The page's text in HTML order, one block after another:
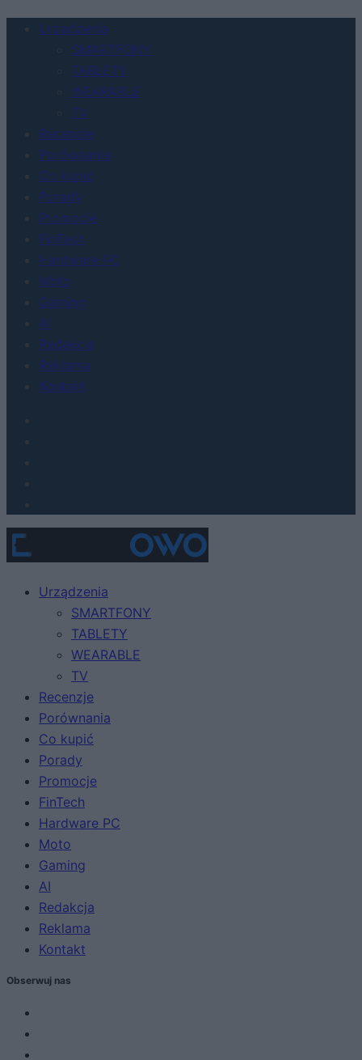
Urządzenia
SMARTFONY
TABLETY
WEARABLE
TV
Recenzje
Porównania
Co kupić
Porady
Promocje
FinTech
Hardware PC
Moto
Gaming
AI
Redakcja
Reklama
Kontakt
Urządzenia
SMARTFONY
TABLETY
WEARABLE
TV
Recenzje
Porównania
Co kupić
Porady
Promocje
FinTech
Hardware PC
Moto
Gaming
AI
Redakcja
Reklama
Kontakt
Obserwuj nas